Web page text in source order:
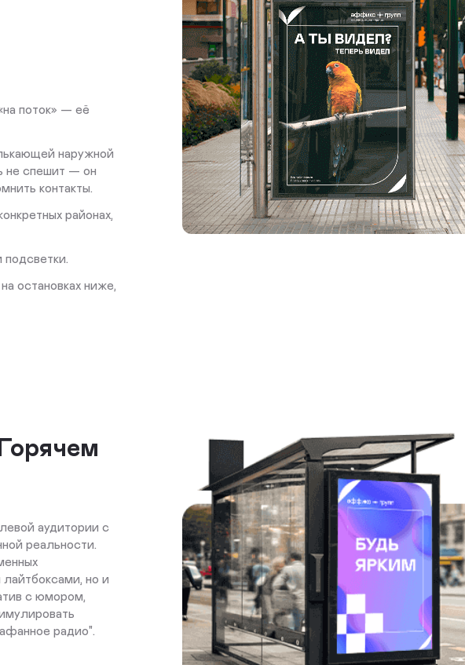
поток» — её
наружной
не спешит — он
контакты.
районах,
подсветки.
остановках ниже,
аудитории с
реальности.
лайтбоксами, но и
с юмором,
радио".